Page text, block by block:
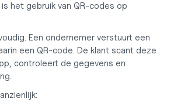
het gebruik van QR-codes op
Een ondernemer verstuurt een
een QR-code. De klant scant deze
controleert de gegevens en